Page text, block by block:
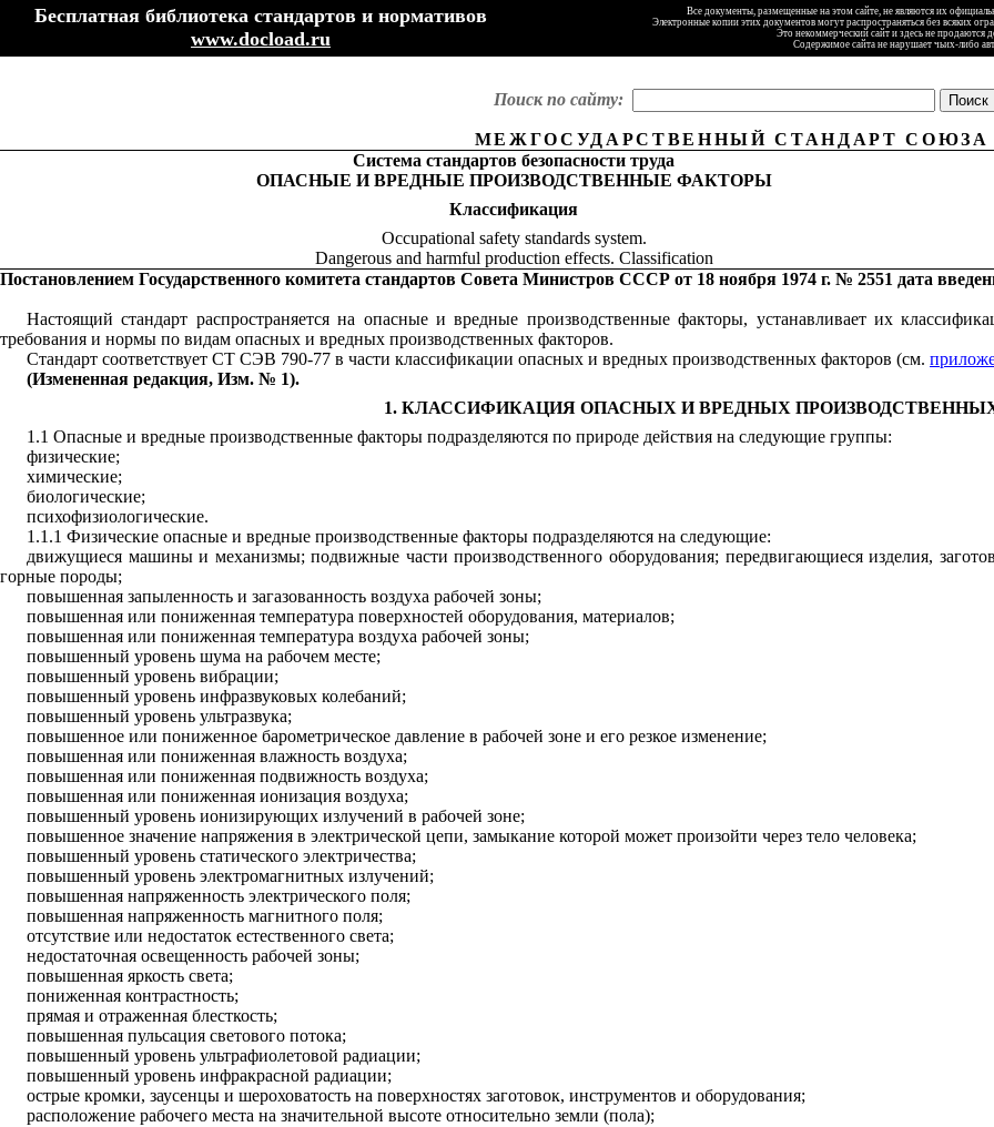
Бесплатная библиотека стандартов и нормативов
www.docload.ru
Все документы, размещенные на этом сайте, не являются их
Электронные копии этих документов могут распространяться без всяких
Это некоммерческий сайт и здесь не продаются
Содержимое сайта не нарушает чьих-либо
Поиск по сайту:
МЕЖГОСУДАРСТВЕННЫЙ СТАНДАРТ СОЮЗА
Система стандартов безопасности труда
ОПАСНЫЕ И ВРЕДНЫЕ ПРОИЗВОДСТВЕННЫЕ ФАКТОРЫ
Классификация
Occupational safety standards system.
Dangerous and harmful production effects. Classification
Постановлением Государственного комитета стандартов Совета Министров СССР от 18 ноября 1974 г. № 2551 дата
Настоящий стандарт распространяется на опасные и вредные производственные факторы, устанавливает их
требования и нормы по видам опасных и вредных производственных факторов.
Стандарт соответствует СТ СЭВ 790-77 в части классификации опасных и вредных производственных факторов (см.
(Измененная редакция, Изм. № 1).
1. КЛАССИФИКАЦИЯ ОПАСНЫХ И ВРЕДНЫХ
1.1 Опасные и вредные производственные факторы подразделяются по природе действия на следующие группы:
физические;
химические;
биологические;
психофизиологические.
1.1.1 Физические опасные и вредные производственные факторы подразделяются на следующие:
движущиеся машины и механизмы; подвижные части производственного оборудования; передвигающиеся изделия,
горные породы;
повышенная запыленность и загазованность воздуха рабочей зоны;
повышенная или пониженная температура поверхностей оборудования, материалов;
повышенная или пониженная температура воздуха рабочей зоны;
повышенный уровень шума на рабочем месте;
повышенный уровень вибрации;
повышенный уровень инфразвуковых колебаний;
повышенный уровень ультразвука;
повышенное или пониженное барометрическое давление в рабочей зоне и его резкое изменение;
повышенная или пониженная влажность воздуха;
повышенная или пониженная подвижность воздуха;
повышенная или пониженная ионизация воздуха;
повышенный уровень ионизирующих излучений в рабочей зоне;
повышенное значение напряжения в электрической цепи, замыкание которой может произойти через тело человека;
повышенный уровень статического электричества;
повышенный уровень электромагнитных излучений;
повышенная напряженность электрического поля;
повышенная напряженность магнитного поля;
отсутствие или недостаток естественного света;
недостаточная освещенность рабочей зоны;
повышенная яркость света;
пониженная контрастность;
прямая и отраженная блесткость;
повышенная пульсация светового потока;
повышенный уровень ультрафиолетовой радиации;
повышенный уровень инфракрасной радиации;
острые кромки, заусенцы и шероховатость на поверхностях заготовок, инструментов и оборудования;
расположение рабочего места на значительной высоте относительно земли (пола);